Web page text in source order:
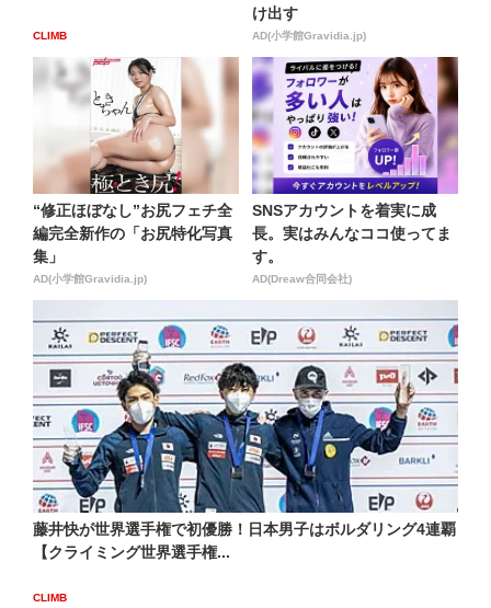
CLIMB
け出す
AD(小学館Gravidia.jp)
“修正ほぼなし”お尻フェチ全
編完全新作の「お尻特化写真
集」
AD(小学館Gravidia.jp)
SNSアカウントを着実に成
長。実はみんなココ使ってま
す。
AD(Dreaw合同会社)
藤井快が世界選手権で初優勝！日本男子はボルダリング4連覇
【クライミング世界選手権...
CLIMB